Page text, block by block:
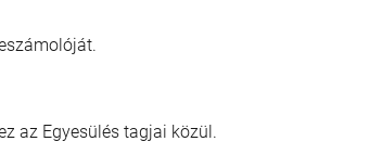
az Egyesülés tagjai közül.